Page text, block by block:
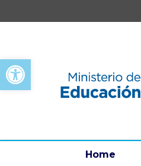
Open toolbar
Home